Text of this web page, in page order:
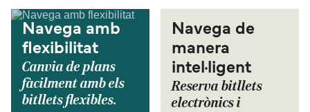
Navega amb
flexibilitat
Canvia de plans
fàcilment amb els
bitllets flexibles.
Navega de
manera
intel·ligent
Reserva bitllets
electrònics i